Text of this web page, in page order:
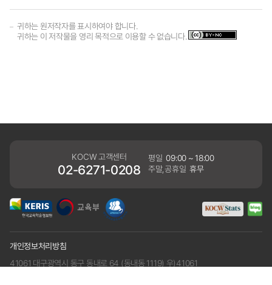
귀하는 원저작자를 표시하여야 합니다.
귀하는 이 저작물을 영리 목적으로 이용할 수 없습니다.
KOCW 고객센터
02-6271-0208
평일 09:00 ~ 18:00
주말,공휴일 휴무
개인정보처리방침
41061 대구광역시 동구 동내로 64 (동내동 1119) 우)41061